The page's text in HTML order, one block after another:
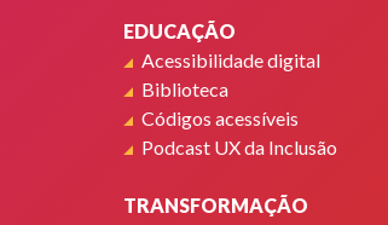
EDUCAÇÃO
Acessibilidade digital
Biblioteca
Códigos acessíveis
Podcast UX da Inclusão
TRANSFORMAÇÃO